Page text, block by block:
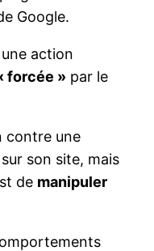
Google.
action
forcée » par le
contre une
son site, mais
de manipuler